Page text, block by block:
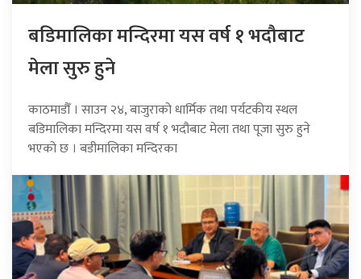
बडिमालिका मन्दिरमा यस वर्ष १ भदौबाट
मेला सुरु हुने
काठमाडौँ । साउन २४, बाजुराको धार्मिक तथा पर्यटकीय स्थल
बडिमालिका मन्दिरमा यस वर्ष १ भदौबाट मेला तथा पूजा सुरु हुने
भएको छ । बडीमालिका मन्दिरका